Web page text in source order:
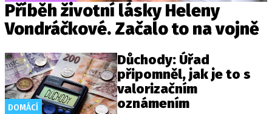
Příběh životní lásky Heleny
Vondráčkové. Začalo to na vojně
DOMÁCÍ
Důchody: Úřad
připomněl, jak je to s
valorizačním
oznámením